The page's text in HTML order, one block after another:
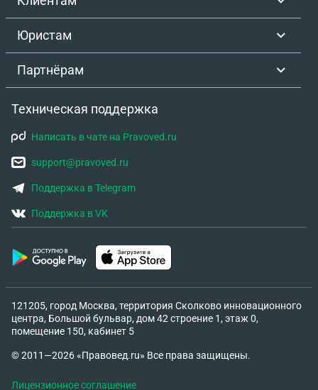
Юристам
Партнёрам
Техническая поддержка
Написать в чате на Pravoved.ru
support@pravoved.ru
Поддержка в Telegram
Поддержка в VK
121205, город Москва, территория Сколково инновационного
центра, Большой бульвар, дом 42 строение 1, этаж 0,
помещение 150, кабинет 5
© 2011—2026 «Правовед.ru» Все права защищены.
Лицензионное соглашение